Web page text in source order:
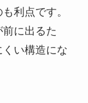
利点です。
に出るた
い構造にな